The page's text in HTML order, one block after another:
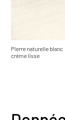
Pierre naturelle blanc
crème lisse